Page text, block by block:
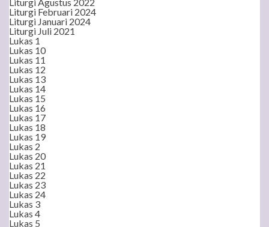
Liturgi Februari 2024
Liturgi Januari 2024
Liturgi Juli 2021
Lukas 1
Lukas 10
Lukas 11
Lukas 12
Lukas 13
Lukas 14
Lukas 15
Lukas 16
Lukas 17
Lukas 18
Lukas 19
Lukas 2
Lukas 20
Lukas 21
Lukas 22
Lukas 23
Lukas 24
Lukas 3
Lukas 4
Lukas 5